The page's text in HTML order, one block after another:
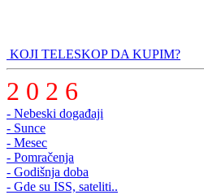
KOJI TELESKOP DA KUPIM?
2 0 2 6
- Nebeski događaji
- Sunce
- Mesec
- Pomračenja
- Godišnja doba
- Gde su ISS, sateliti..